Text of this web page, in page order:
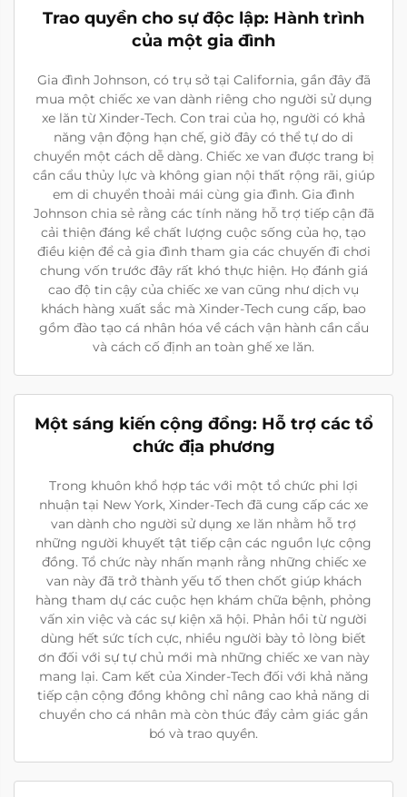
Trao quyền cho sự độc lập: Hành trình
của một gia đình
Gia đình Johnson, có trụ sở tại California, gần đây đã
mua một chiếc xe van dành riêng cho người sử dụng
xe lăn từ Xinder-Tech. Con trai của họ, người có khả
năng vận động hạn chế, giờ đây có thể tự do di
chuyển một cách dễ dàng. Chiếc xe van được trang bị
cần cẩu thủy lực và không gian nội thất rộng rãi, giúp
em di chuyển thoải mái cùng gia đình. Gia đình
Johnson chia sẻ rằng các tính năng hỗ trợ tiếp cận đã
cải thiện đáng kể chất lượng cuộc sống của họ, tạo
điều kiện để cả gia đình tham gia các chuyến đi chơi
chung vốn trước đây rất khó thực hiện. Họ đánh giá
cao độ tin cậy của chiếc xe van cũng như dịch vụ
khách hàng xuất sắc mà Xinder-Tech cung cấp, bao
gồm đào tạo cá nhân hóa về cách vận hành cần cẩu
và cách cố định an toàn ghế xe lăn.
Một sáng kiến cộng đồng: Hỗ trợ các tổ
chức địa phương
Trong khuôn khổ hợp tác với một tổ chức phi lợi
nhuận tại New York, Xinder-Tech đã cung cấp các xe
van dành cho người sử dụng xe lăn nhằm hỗ trợ
những người khuyết tật tiếp cận các nguồn lực cộng
đồng. Tổ chức này nhấn mạnh rằng những chiếc xe
van này đã trở thành yếu tố then chốt giúp khách
hàng tham dự các cuộc hẹn khám chữa bệnh, phỏng
vấn xin việc và các sự kiện xã hội. Phản hồi từ người
dùng hết sức tích cực, nhiều người bày tỏ lòng biết
ơn đối với sự tự chủ mới mà những chiếc xe van này
mang lại. Cam kết của Xinder-Tech đối với khả năng
tiếp cận cộng đồng không chỉ nâng cao khả năng di
chuyển cho cá nhân mà còn thúc đẩy cảm giác gắn
bó và trao quyền.